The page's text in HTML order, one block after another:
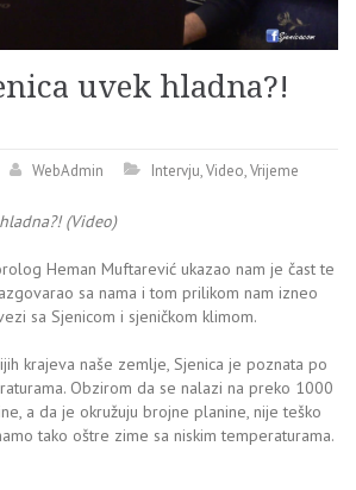
uvek hladna?!
WebAdmin Intervju,Video,Vrijeme
(Video)
Heman Muftarević ukazao nam je čast te
sa nama i tom prilikom nam izneo
sa Sjenicom i sjeničkom klimom.
krajeva naše zemlje, Sjenica je poznata po
Obzirom da se nalazi na preko 1000
a da je okružuju brojne planine, nije teško
tako oštre zime sa niskim temperaturama.